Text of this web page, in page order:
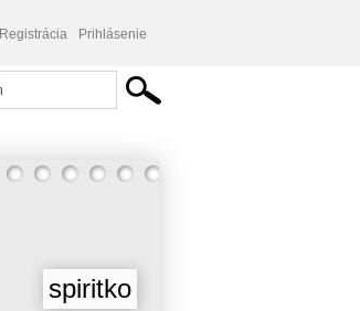
Registrácia Prihlásenie
spiritko